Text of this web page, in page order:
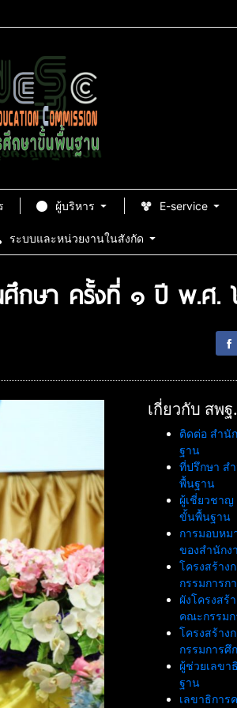
ผู้บริหาร E-service
ระบบและหน่วยงานในสังกัด
นศึกษา ครั้งที่ ๑ ปี พ.
เกี่ยวกับ สพ
ติดต่อ สำนั
ฐาน
ที่ปรึกษา ส
พื้นฐาน
ผู้เชี่ยวชา
ขั้นพื้นฐาน
การมอบหม
ของสำนัก
โครงสร้าง
กรรมการ
ผังโครงสร้
คณะกรรม
โครงสร้าง
กรรมการ
ผู้ช่วยเลข
ฐาน
เลขาธิกา